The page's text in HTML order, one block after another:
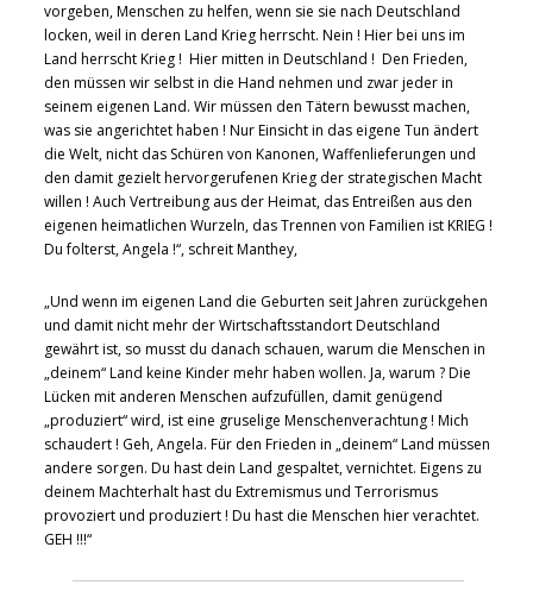
vorgeben, Menschen zu helfen, wenn sie sie nach Deutschland
locken, weil in deren Land Krieg herrscht. Nein ! Hier bei uns im
Land herrscht Krieg ! Hier mitten in Deutschland ! Den Frieden,
den müssen wir selbst in die Hand nehmen und zwar jeder in
seinem eigenen Land. Wir müssen den Tätern bewusst machen,
was sie angerichtet haben ! Nur Einsicht in das eigene Tun ändert
die Welt, nicht das Schüren von Kanonen, Waffenlieferungen und
den damit gezielt hervorgerufenen Krieg der strategischen Macht
willen ! Auch Vertreibung aus der Heimat, das Entreißen aus den
eigenen heimatlichen Wurzeln, das Trennen von Familien ist KRIEG !
Du folterst, Angela !“, schreit Manthey,
„Und wenn im eigenen Land die Geburten seit Jahren zurückgehen
und damit nicht mehr der Wirtschaftsstandort Deutschland
gewährt ist, so musst du danach schauen, warum die Menschen in
„deinem“ Land keine Kinder mehr haben wollen. Ja, warum ? Die
Lücken mit anderen Menschen aufzufüllen, damit genügend
„produziert“ wird, ist eine gruselige Menschenverachtung ! Mich
schaudert ! Geh, Angela. Für den Frieden in „deinem“ Land müssen
andere sorgen. Du hast dein Land gespaltet, vernichtet. Eigens zu
deinem Machterhalt hast du Extremismus und Terrorismus
provoziert und produziert ! Du hast die Menschen hier verachtet.
GEH !!!“